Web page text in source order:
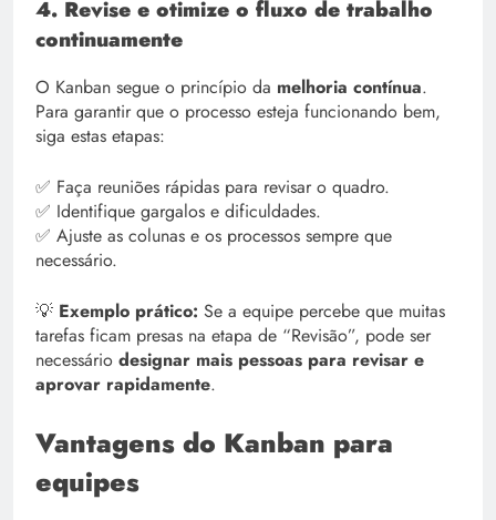
4. Revise e otimize o fluxo de trabalho
continuamente
O Kanban segue o princípio da melhoria contínua.
Para garantir que o processo esteja funcionando bem,
siga estas etapas:
✅ Faça reuniões rápidas para revisar o quadro.
✅ Identifique gargalos e dificuldades.
✅ Ajuste as colunas e os processos sempre que
necessário.
💡 Exemplo prático: Se a equipe percebe que muitas
tarefas ficam presas na etapa de “Revisão”, pode ser
necessário designar mais pessoas para revisar e
aprovar rapidamente.
Vantagens do Kanban para
equipes